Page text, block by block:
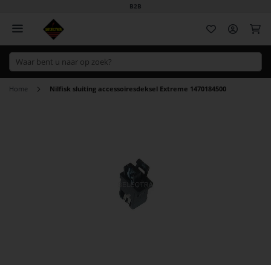
B2B
Home Nilfisk sluiting accessoiresdeksel Extreme 1470184500